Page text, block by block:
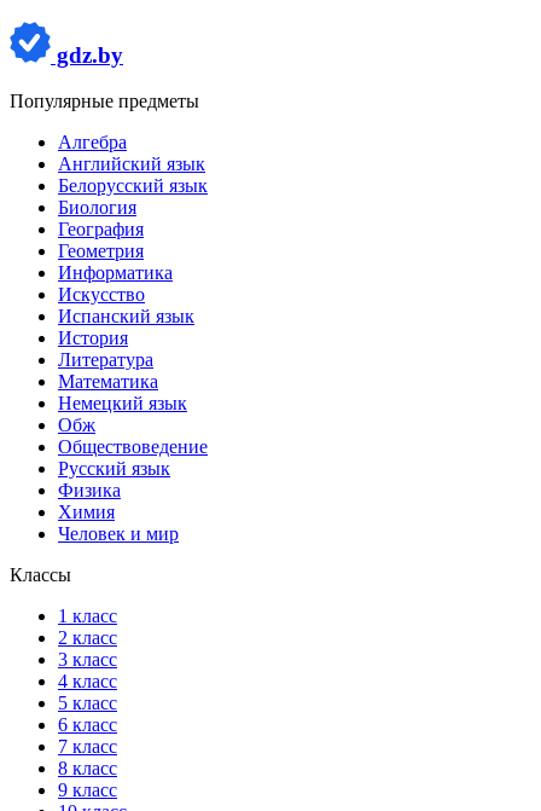
gdz.by
Популярные предметы
Алгебра
Английский язык
Белорусский язык
Биология
География
Геометрия
Информатика
Искусство
Испанский язык
История
Литература
Математика
Немецкий язык
Обж
Обществоведение
Русский язык
Физика
Химия
Человек и мир
Классы
1 класс
2 класс
3 класс
4 класс
5 класс
6 класс
7 класс
8 класс
9 класс